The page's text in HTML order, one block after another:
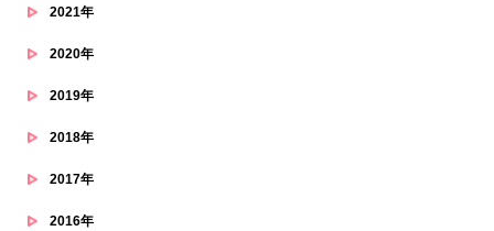
2021年
2020年
2019年
2018年
2017年
2016年